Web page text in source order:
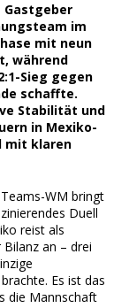
Gastgeber
im
mit neun
während
Sieg gegen
schaffte.
Stabilität und
in Mexiko-
mit klaren
WM bringt
Duell
reist als
an – drei
Es ist das
die Mannschaft